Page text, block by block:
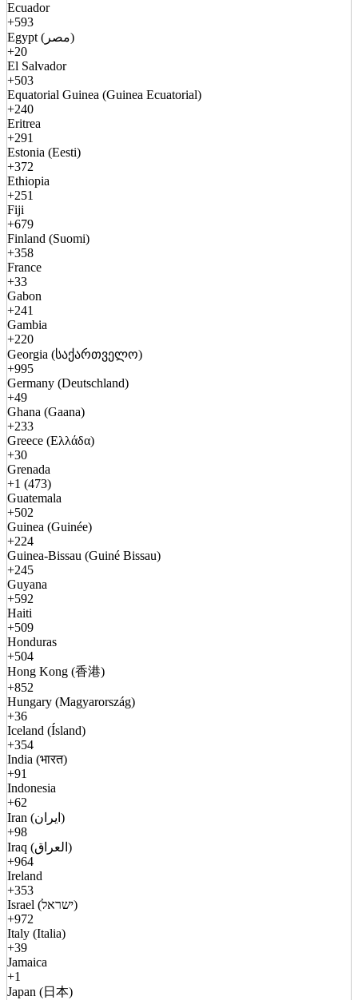
Ecuador
+593
Egypt (مصر)
+20
El Salvador
+503
Equatorial Guinea (Guinea Ecuatorial)
+240
Eritrea
+291
Estonia (Eesti)
+372
Ethiopia
+251
Fiji
+679
Finland (Suomi)
+358
France
+33
Gabon
+241
Gambia
+220
Georgia (საქართველო)
+995
Germany (Deutschland)
+49
Ghana (Gaana)
+233
Greece (Ελλάδα)
+30
Grenada
+1 (473)
Guatemala
+502
Guinea (Guinée)
+224
Guinea-Bissau (Guiné Bissau)
+245
Guyana
+592
Haiti
+509
Honduras
+504
Hong Kong (香港)
+852
Hungary (Magyarország)
+36
Iceland (Ísland)
+354
India (भारत)
+91
Indonesia
+62
Iran (ایران)
+98
Iraq (العراق)
+964
Ireland
+353
Israel (ישראל)
+972
Italy (Italia)
+39
Jamaica
+1
Japan (日本)